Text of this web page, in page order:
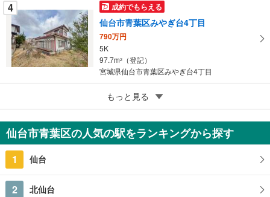
4 成約でもらえる
仙台市青葉区みやぎ台4丁目
790万円
5K
97.7m2
（登記）
宮城県仙台市青葉区みやぎ台4丁目
成約でもらえる
仙台市青葉区荒巻本沢3丁目
4,850万円
4SLDK
もっと見る
仙台市青葉区の人気の駅をランキングから探す
1 仙台
2 北仙台